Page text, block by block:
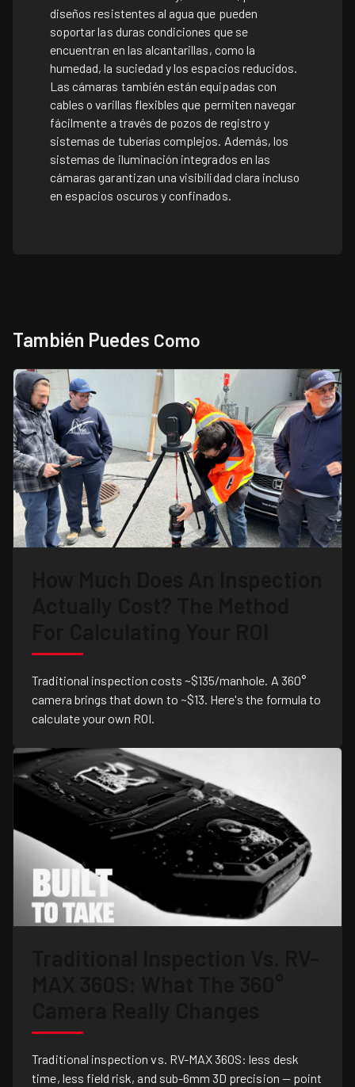
diseños resistentes al agua que pueden
soportar las duras condiciones que se
encuentran en las alcantarillas, como la
humedad, la suciedad y los espacios reducidos.
Las cámaras también están equipadas con
cables o varillas flexibles que permiten navegar
fácilmente a través de pozos de registro y
sistemas de tuberías complejos. Además, los
sistemas de iluminación integrados en las
cámaras garantizan una visibilidad clara incluso
en espacios oscuros y confinados.
También Puedes Como
Traditional inspection costs ~$135/manhole. A 360°
camera brings that down to ~$13. Here's the formula to
calculate your own ROI.
Traditional inspection vs. RV-MAX 360S: less desk
time, less field risk, and sub-6mm 3D precision — point